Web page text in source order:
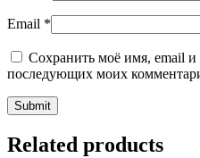
Email *
Сохранить моё имя, email и
последующих моих
Related products